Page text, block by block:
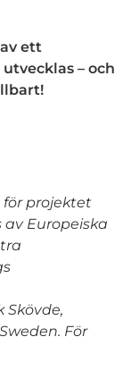
ett
– och
projektet
av Europeiska
Skövde,
För